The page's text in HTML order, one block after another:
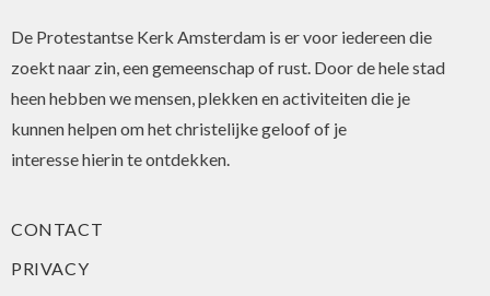
De Protestantse Kerk Amsterdam is er voor iedereen die
zoekt naar zin, een gemeenschap of rust. Door de hele stad
heen hebben we mensen, plekken en activiteiten die je
kunnen helpen om het christelijke geloof of je
interesse hierin te ontdekken.
CONTACT
PRIVACY